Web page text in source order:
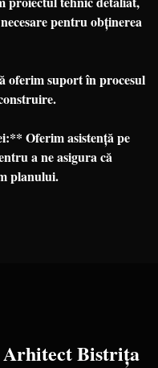
pentru obținerea
suport în procesul
Oferim asistență pe
a ne asigura că
planului.
ArhitectBistrița